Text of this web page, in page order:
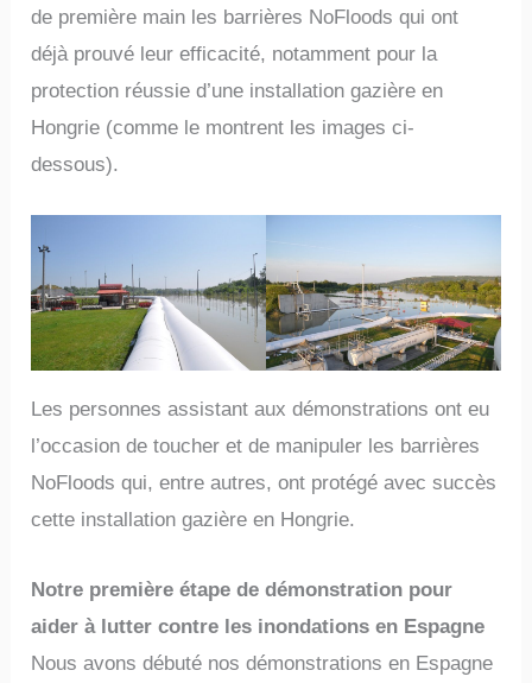
de première main les barrières NoFloods qui ont
déjà prouvé leur efficacité, notamment pour la
protection réussie d’une installation gazière en
Hongrie (comme le montrent les images ci-
dessous).
Les personnes assistant aux démonstrations ont eu
l’occasion de toucher et de manipuler les barrières
NoFloods qui, entre autres, ont protégé avec succès
cette installation gazière en Hongrie.
Notre première étape de démonstration pour
aider à lutter contre les inondations en Espagne
Nous avons débuté nos démonstrations en Espagne